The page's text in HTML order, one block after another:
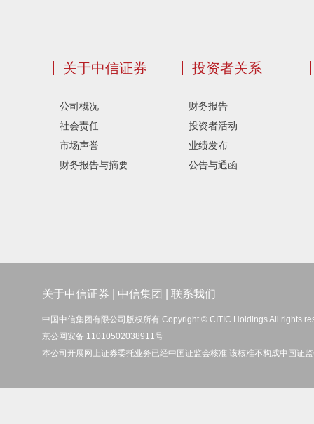
关于中信证券
公司概况
社会责任
市场声誉
财务报告与摘要
投资者关系
财务报告
投资者活动
业绩发布
公告与通函
关于中信证券 中信集团 联系我们
中国中信集团有限公司版权所有 Copyright © CITIC Holdings All rights
京公网安备 11010502038911号
本公司开展网上证券委托业务已经中国证监会核准 该核准不构成中国证